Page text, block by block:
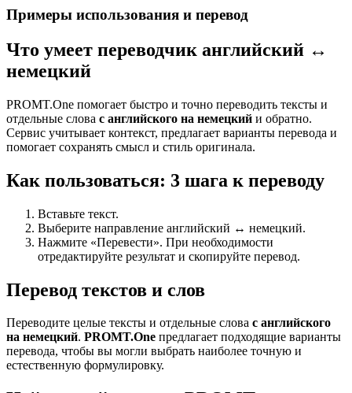
Примеры использования и перевод
Что умеет переводчик английский ↔
немецкий
PROMT.One помогает быстро и точно переводить тексты и
отдельные слова с английского на немецкий и обратно.
Сервис учитывает контекст, предлагает варианты перевода и
помогает сохранять смысл и стиль оригинала.
Как пользоваться: 3 шага к переводу
Вставьте текст.
Выберите направление английский ↔ немецкий.
Нажмите «Перевести». При необходимости
отредактируйте результат и скопируйте перевод.
Перевод текстов и слов
Переводите целые тексты и отдельные слова с английского
на немецкий. PROMT.One предлагает подходящие варианты
перевода, чтобы вы могли выбрать наиболее точную и
естественную формулировку.